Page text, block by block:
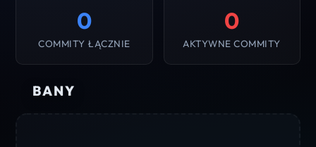
0
COMMITY ŁĄCZNIE
0
AKTYWNE COMMITY
BANY